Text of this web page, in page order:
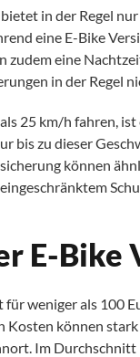
in der Regel
eine E-Bike
zudem eine
in der Regel
25 km/h fahren,
bis zu dieser
können
E-Bike
für weniger als 100
Kosten können
Im